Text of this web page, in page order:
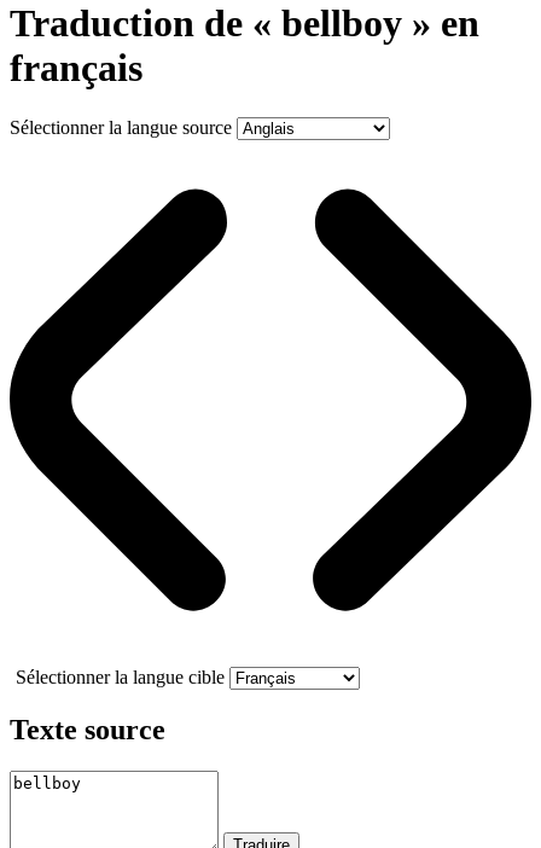
Traduction de « bellboy » en
français
Sélectionner la langue source
Sélectionner la langue cible
Texte source